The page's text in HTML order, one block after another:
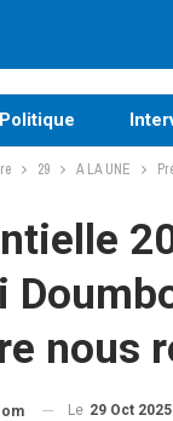
Politique
29 A LA UNE
nous
Le 29 Oct